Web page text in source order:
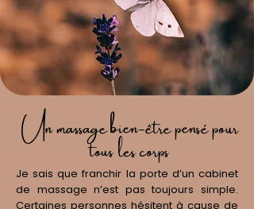
Un massage bien-être pensé pour
tous les corps
Je sais que franchir la porte d’un cabinet
de massage n’est pas toujours simple.
Certaines personnes hésitent à cause de